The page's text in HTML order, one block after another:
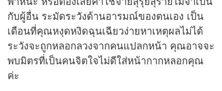
กับผู้อื่น ระมัดระวังด้านอารมณ์ของตนเอง เป็น
เดือนที่คุณหงุดหงิดฉุนเฉียวง่ายหาเหตุผลไม่ได้
ระวังจะถูกหลอกลวงจากคนแปลกหน้า คุณอาจจะ
พบมิตรที่เป็นคนจิตใจไม่ดีใส่หน้ากากหลอกคุณ
ค่ะ